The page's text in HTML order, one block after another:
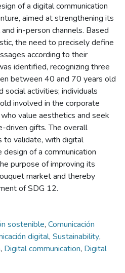
of a digital communication
aimed at strengthening its
in-person channels. Based
the need to precisely define
according to their
identified, recognizing three
between 40 and 70 years old
social activities; individuals
involved in the corporate
value aesthetics and seek
driven gifts. The overall
to validate, with digital
of a communication
purpose of improving its
market and thereby
of SDG 12.
sostenible, Comunicación
digital, Sustainability,
, Digital communication, Digital